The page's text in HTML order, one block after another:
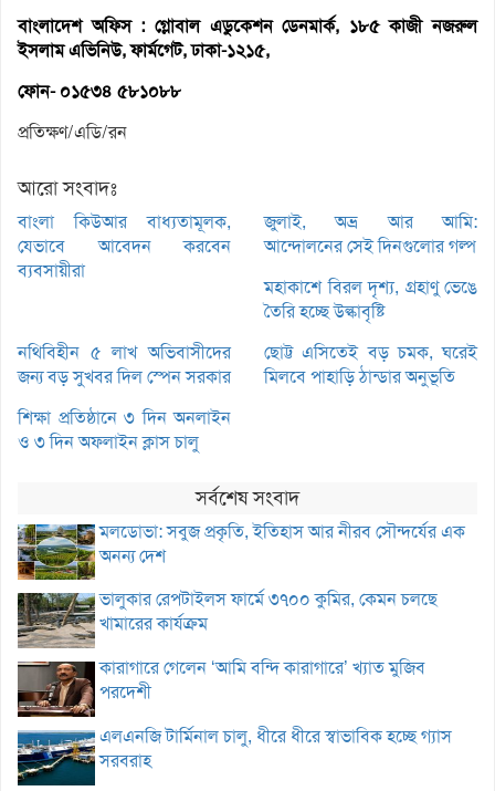
বাংলাদেশ অফিস : গ্লোবাল এডুকেশন ডেনমার্ক, ১৮৫ কাজী নজরুল
ইসলাম এভিনিউ, ফার্মগেট, ঢাকা-১২১৫,
ফোন- ০১৫৩৪ ৫৮১০৮৮
প্রতিক্ষণ/এডি/রন
আরো সংবাদঃ
বাংলা কিউআর বাধ্যতামূলক,
যেভাবে আবেদন করবেন
ব্যবসায়ীরা
জুলাই, অভ্র আর আমি:
আন্দোলনের সেই দিনগুলোর গল্প
মহাকাশে বিরল দৃশ্য, গ্রহাণু ভেঙে
তৈরি হচ্ছে উল্কাবৃষ্টি
নথিবিহীন ৫ লাখ অভিবাসীদের
জন্য বড় সুখবর দিল স্পেন সরকার
ছোট্ট এসিতেই বড় চমক, ঘরেই
মিলবে পাহাড়ি ঠান্ডার অনুভূতি
শিক্ষা প্রতিষ্ঠানে ৩ দিন অনলাইন
ও ৩ দিন অফলাইন ক্লাস চালু
সর্বশেষ সংবাদ
মলডোভা: সবুজ প্রকৃতি, ইতিহাস আর নীরব সৌন্দর্যের এক
অনন্য দেশ
ভালুকার রেপটাইলস ফার্মে ৩৭০০ কুমির, কেমন চলছে
খামারের কার্যক্রম
কারাগারে গেলেন ‘আমি বন্দি কারাগারে’ খ্যাত মুজিব
পরদেশী
এলএনজি টার্মিনাল চালু, ধীরে ধীরে স্বাভাবিক হচ্ছে গ্যাস
সরবরাহ